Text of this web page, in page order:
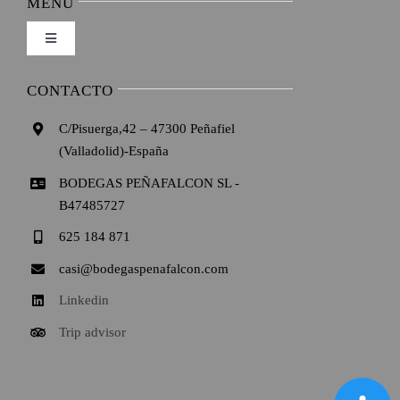
Formas de pago
Política de privacidad
Condiciones de uso
Toggle
Navigation
Inicio
Vinos
CONTACTO
C/Pisuerga,42 – 47300 Peñafiel
(Valladolid)-España
BODEGAS PEÑAFALCON SL -
B47485727
625 184 871
casi@bodegaspenafalcon.com
Linkedin
Trip advisor